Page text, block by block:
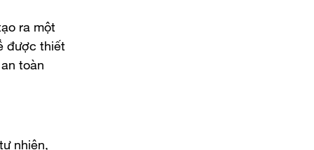
ra một
được thiết
toàn
nhiên,